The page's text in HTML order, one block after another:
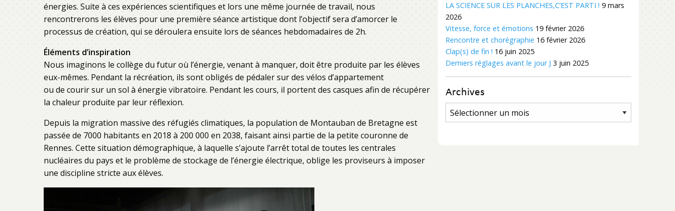
énergies. Suite à ces expériences scientifiques et lors une même journée de travail, nous
rencontrerons les élèves pour une première séance artistique dont l’objectif sera d’amorcer le
processus de création, qui se déroulera ensuite lors de séances hebdomadaires de 2h.
Éléments d’inspiration
Nous imaginons le collège du futur où l’énergie, venant à manquer, doit être produite par les élèves
eux-mêmes. Pendant la récréation, ils sont obligés de pédaler sur des vélos d’appartement
ou de courir sur un sol à énergie vibratoire. Pendant les cours, il portent des casques afin de récupérer
la chaleur produite par leur réflexion.
Depuis la migration massive des réfugiés climatiques, la population de Montauban de Bretagne est
passée de 7000 habitants en 2018 à 200 000 en 2038, faisant ainsi partie de la petite couronne de
Rennes. Cette situation démographique, à laquelle s’ajoute l’arrêt total de toutes les centrales
nucléaires du pays et le problème de stockage de l’énergie électrique, oblige les proviseurs à imposer
une discipline stricte aux élèves.
LA SCIENCE SUR LES PLANCHES,C’EST PARTI ! 9 mars
2026
Vitesse, force et émotions 19 février 2026
Rencontre et chorégraphie 16 février 2026
Clap(s) de fin ! 16 juin 2025
Derniers réglages avant le jour J 3 juin 2025
Archives
Archives